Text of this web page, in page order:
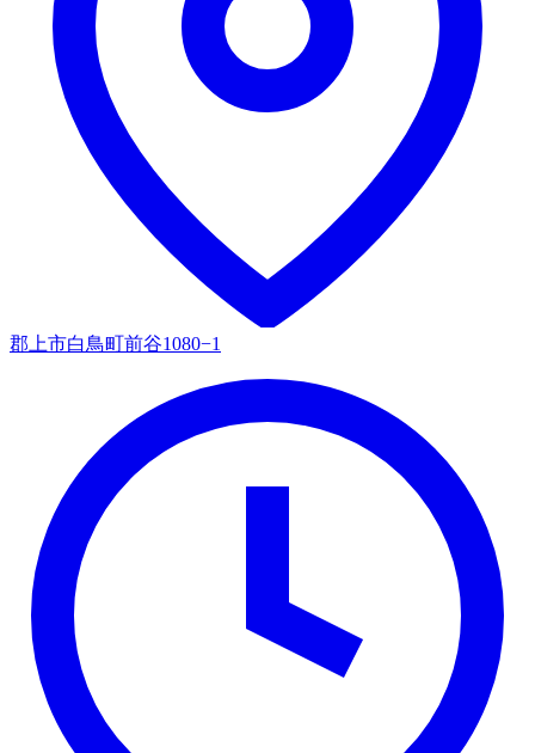
郡上市白鳥町前谷1080−1